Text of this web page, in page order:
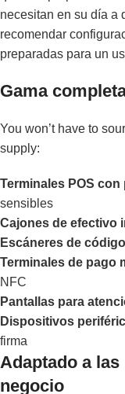
necesitan en su día a
recomendar
preparadas para un
Gama
You won’t have to
supply:
Terminales POS con
sensibles
Cajones de efectivo
Escáneres de
Terminales de pago
NFC
Pantallas para
Dispositivos
firma
Adaptado a
negocio